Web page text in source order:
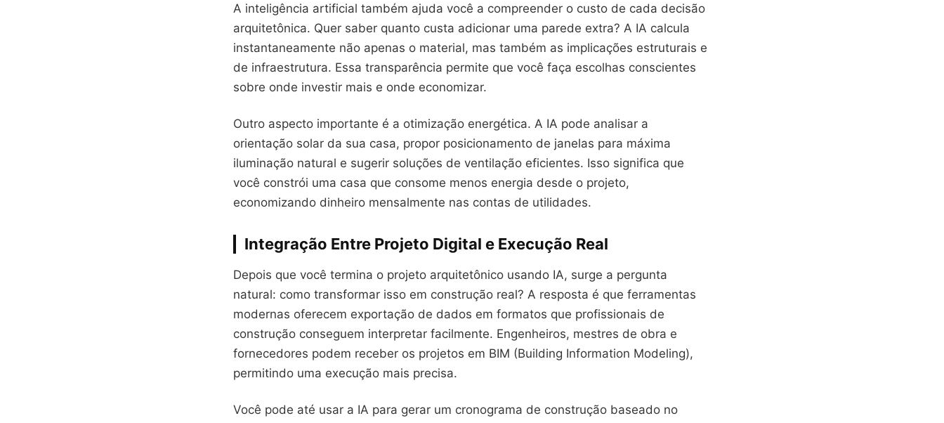
A inteligência artificial também ajuda você a compreender o custo de cada decisão
arquitetônica. Quer saber quanto custa adicionar uma parede extra? A IA calcula
instantaneamente não apenas o material, mas também as implicações estruturais e
de infraestrutura. Essa transparência permite que você faça escolhas conscientes
sobre onde investir mais e onde economizar.
Outro aspecto importante é a otimização energética. A IA pode analisar a
orientação solar da sua casa, propor posicionamento de janelas para máxima
iluminação natural e sugerir soluções de ventilação eficientes. Isso significa que
você constrói uma casa que consome menos energia desde o projeto,
economizando dinheiro mensalmente nas contas de utilidades.
Integração Entre Projeto Digital e Execução Real
Depois que você termina o projeto arquitetônico usando IA, surge a pergunta
natural: como transformar isso em construção real? A resposta é que ferramentas
modernas oferecem exportação de dados em formatos que profissionais de
construção conseguem interpretar facilmente. Engenheiros, mestres de obra e
fornecedores podem receber os projetos em BIM (Building Information Modeling),
permitindo uma execução mais precisa.
Você pode até usar a IA para gerar um cronograma de construção baseado no